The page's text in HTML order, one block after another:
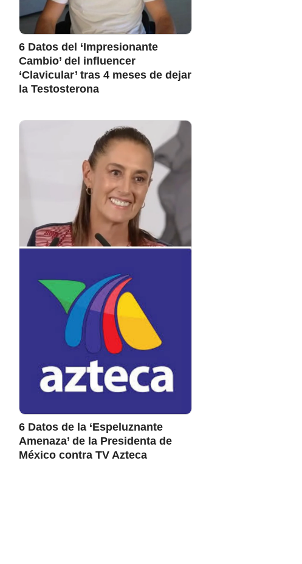
6 Datos del ‘Impresionante
Cambio’ del influencer
‘Clavicular’ tras 4 meses de dejar
la Testosterona
6 Datos de la ‘Espeluznante
Amenaza’ de la Presidenta de
México contra TV Azteca